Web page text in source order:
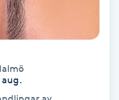
aug.